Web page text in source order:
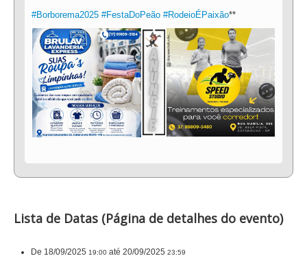
#Borborema2025 #FestaDoPeão #RodeioÉPaixão**
Lista de Datas (Página de detalhes do evento)
De 18/09/2025 19:00 até 20/09/2025 23:59